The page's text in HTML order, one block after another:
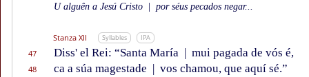
U alguên a Jesú Cristo por séus pecados negar...
Stanza XII Syllables IPA
47 Diss' el Rei: “Santa María | mui pagada de vós é,
48 ca a súa magestade | vos chamou, que aquí sé.”